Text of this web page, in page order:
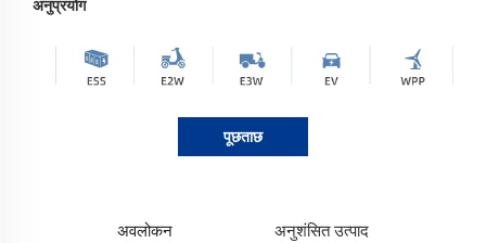
अनुप्रयोग
पूछताछ
अवलोकन अनुशंसित उत्पाद